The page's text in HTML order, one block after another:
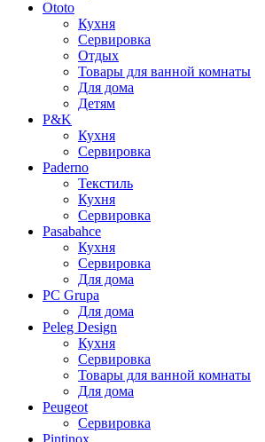
Ototo
Кухня
Сервировка
Отдых
Товары для ванной комнаты
Для дома
Детям
P&K
Кухня
Сервировка
Paderno
Текстиль
Кухня
Сервировка
Pasabahce
Кухня
Сервировка
Для дома
PC Grupa
Для дома
Peleg Design
Кухня
Сервировка
Товары для ванной комнаты
Для дома
Peugeot
Сервировка